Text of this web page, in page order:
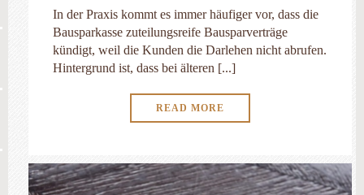
In der Praxis kommt es immer häufiger vor, dass die
Bausparkasse zuteilungsreife Bausparverträge
kündigt, weil die Kunden die Darlehen nicht abrufen.
Hintergrund ist, dass bei älteren [...]
READ MORE